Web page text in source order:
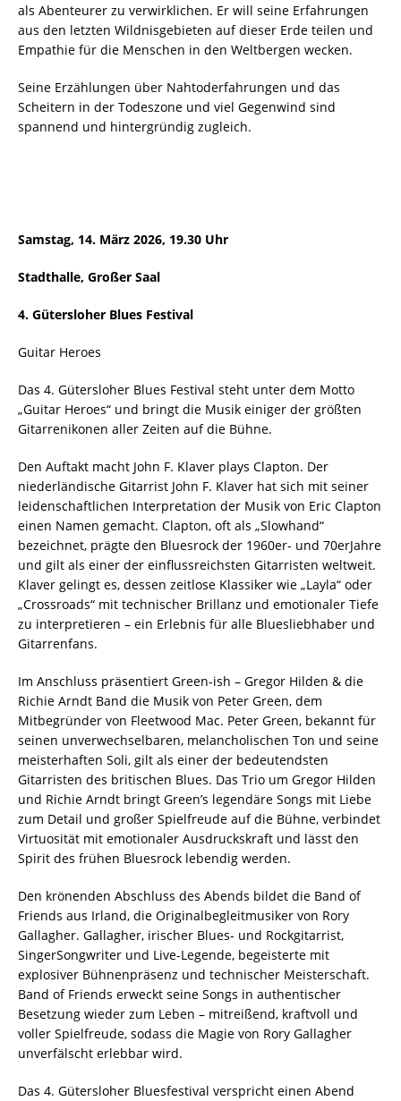
als Abenteurer zu verwirklichen. Er will seine Erfahrungen
aus den letzten Wildnisgebieten auf dieser Erde teilen und
Empathie für die Menschen in den Weltbergen wecken.
Seine Erzählungen über Nahtoderfahrungen und das
Scheitern in der Todeszone und viel Gegenwind sind
spannend und hintergründig zugleich.
Samstag, 14. März 2026, 19.30 Uhr
Stadthalle, Großer Saal
4. Gütersloher Blues Festival
Guitar Heroes
Das 4. Gütersloher Blues Festival steht unter dem Motto
„Guitar Heroes“ und bringt die Musik einiger der größten
Gitarrenikonen aller Zeiten auf die Bühne.
Den Auftakt macht John F. Klaver plays Clapton. Der
niederländische Gitarrist John F. Klaver hat sich mit seiner
leidenschaftlichen Interpretation der Musik von Eric Clapton
einen Namen gemacht. Clapton, oft als „Slowhand“
bezeichnet, prägte den Bluesrock der 1960er- und 70erJahre
und gilt als einer der einflussreichsten Gitarristen weltweit.
Klaver gelingt es, dessen zeitlose Klassiker wie „Layla“ oder
„Crossroads“ mit technischer Brillanz und emotionaler Tiefe
zu interpretieren – ein Erlebnis für alle Bluesliebhaber und
Gitarrenfans.
Im Anschluss präsentiert Green-ish – Gregor Hilden & die
Richie Arndt Band die Musik von Peter Green, dem
Mitbegründer von Fleetwood Mac. Peter Green, bekannt für
seinen unverwechselbaren, melancholischen Ton und seine
meisterhaften Soli, gilt als einer der bedeutendsten
Gitarristen des britischen Blues. Das Trio um Gregor Hilden
und Richie Arndt bringt Green’s legendäre Songs mit Liebe
zum Detail und großer Spielfreude auf die Bühne, verbindet
Virtuosität mit emotionaler Ausdruckskraft und lässt den
Spirit des frühen Bluesrock lebendig werden.
Den krönenden Abschluss des Abends bildet die Band of
Friends aus Irland, die Originalbegleitmusiker von Rory
Gallagher. Gallagher, irischer Blues- und Rockgitarrist,
SingerSongwriter und Live-Legende, begeisterte mit
explosiver Bühnenpräsenz und technischer Meisterschaft.
Band of Friends erweckt seine Songs in authentischer
Besetzung wieder zum Leben – mitreißend, kraftvoll und
voller Spielfreude, sodass die Magie von Rory Gallagher
unverfälscht erlebbar wird.
Das 4. Gütersloher Bluesfestival verspricht einen Abend